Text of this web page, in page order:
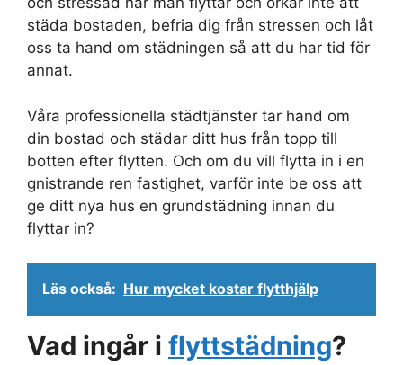
städa bostaden, befria dig från stressen och låt
oss ta hand om städningen så att du har tid för
annat.
Våra professionella städtjänster tar hand om
din bostad och städar ditt hus från topp till
botten efter flytten. Och om du vill flytta in i en
gnistrande ren fastighet, varför inte be oss att
ge ditt nya hus en grundstädning innan du
flyttar in?
Läs också: Hur mycket kostar flytthjälp
Vad ingår i flyttstädning?